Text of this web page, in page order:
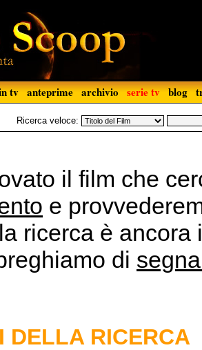
tv anteprime archivio serie tv blog
Ricerca veloce:
il film che
e
ricerca è
di
DELLA RICERCA